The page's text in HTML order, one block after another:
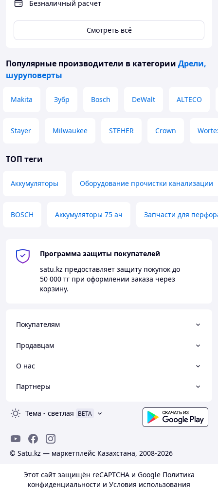
Безналичный расчет
Смотреть всё
Популярные производители в категории Дрели,
шуруповерты
Makita Зубр Bosch DeWalt ALTECO
Stayer Milwaukee STEHER Crown
ТОП теги
Аккумуляторы Оборудование прочистки канализации
BOSCH Аккумуляторы 75 ач Запчасти для
Программа защиты покупателей
satu.kz предоставляет защиту покупок до
50 000 тг при оформлении заказа через
корзину.
Покупателям
Продавцам
О нас
Партнеры
Тема - светлая BETA
© Satu.kz — маркетплейс Казахстана, 2008-2026
Этот сайт защищён reCAPTCHA и Google Политика
конфиденциальности и Условия использования